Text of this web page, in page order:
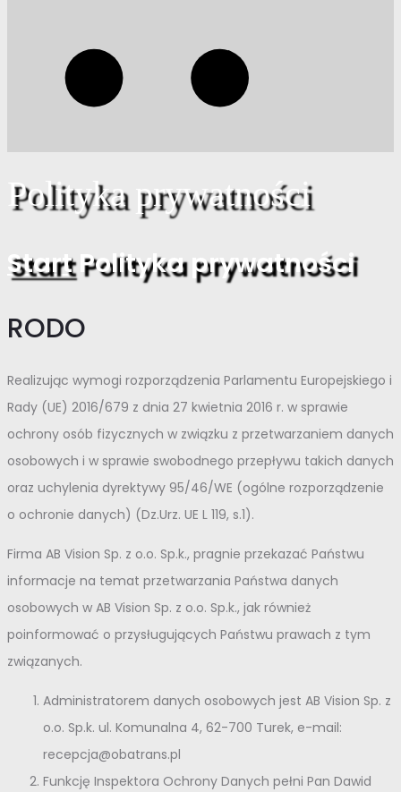
Polityka prywatności
Start Polityka prywatności
RODO
Realizując wymogi rozporządzenia Parlamentu Europejskiego i
Rady (UE) 2016/679 z dnia 27 kwietnia 2016 r. w sprawie
ochrony osób fizycznych w związku z przetwarzaniem danych
osobowych i w sprawie swobodnego przepływu takich danych
oraz uchylenia dyrektywy 95/46/WE (ogólne rozporządzenie
o ochronie danych) (Dz.Urz. UE L 119, s.1).
Firma AB Vision Sp. z o.o. Sp.k., pragnie przekazać Państwu
informacje na temat przetwarzania Państwa danych
osobowych w AB Vision Sp. z o.o. Sp.k., jak również
poinformować o przysługujących Państwu prawach z tym
związanych.
Administratorem danych osobowych jest AB Vision Sp. z
o.o. Sp.k. ul. Komunalna 4, 62-700 Turek, e-mail:
recepcja@obatrans.pl
Funkcję Inspektora Ochrony Danych pełni Pan Dawid